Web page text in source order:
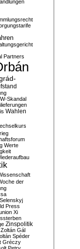
Partners
Skandal
Wahlen
Werte
der
Press
Xi
Zinspolitik
Zoltán Gál
Spéder
Gréczy